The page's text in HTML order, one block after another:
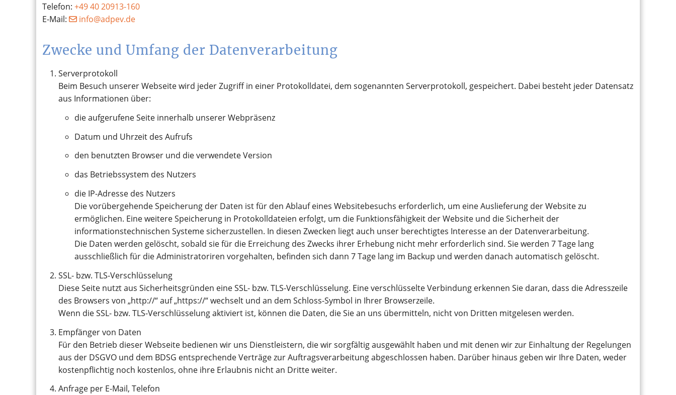
Telefon: +49 40 20913-160
E-Mail:
ed.vepda@ofni
Zwecke und Umfang der Datenverarbeitung
Serverprotokoll
Beim Besuch unserer Webseite wird jeder Zugriff in einer Protokolldatei, dem sogenannten Serverprotokoll, gespeichert. Dabei besteht jeder Datensatz
aus Informationen über:
die aufgerufene Seite innerhalb unserer Webpräsenz
Datum und Uhrzeit des Aufrufs
den benutzten Browser und die verwendete Version
das Betriebssystem des Nutzers
die IP-Adresse des Nutzers
Die vorübergehende Speicherung der Daten ist für den Ablauf eines Websitebesuchs erforderlich, um eine Auslieferung der Website zu
ermöglichen. Eine weitere Speicherung in Protokolldateien erfolgt, um die Funktionsfähigkeit der Website und die Sicherheit der
informationstechnischen Systeme sicherzustellen. In diesen Zwecken liegt auch unser berechtigtes Interesse an der Datenverarbeitung.
Die Daten werden gelöscht, sobald sie für die Erreichung des Zwecks ihrer Erhebung nicht mehr erforderlich sind. Sie werden 7 Tage lang
ausschließlich für die Administratoriren vorgehalten, befinden sich dann 7 Tage lang im Backup und werden danach automatisch gelöscht.
SSL- bzw. TLS-Verschlüsselung
Diese Seite nutzt aus Sicherheitsgründen eine SSL- bzw. TLS-Verschlüsselung. Eine verschlüsselte Verbindung erkennen Sie daran, dass die Adresszeile
des Browsers von „http://“ auf „https://“ wechselt und an dem Schloss-Symbol in Ihrer Browserzeile.
Wenn die SSL- bzw. TLS-Verschlüsselung aktiviert ist, können die Daten, die Sie an uns übermitteln, nicht von Dritten mitgelesen werden.
Empfänger von Daten
Für den Betrieb dieser Webseite bedienen wir uns Dienstleistern, die wir sorgfältig ausgewählt haben und mit denen wir zur Einhaltung der Regelungen
aus der DSGVO und dem BDSG entsprechende Verträge zur Auftragsverarbeitung abgeschlossen haben. Darüber hinaus geben wir Ihre Daten, weder
kostenpflichtig noch kostenlos, ohne ihre Erlaubnis nicht an Dritte weiter.
Anfrage per E-Mail, Telefon